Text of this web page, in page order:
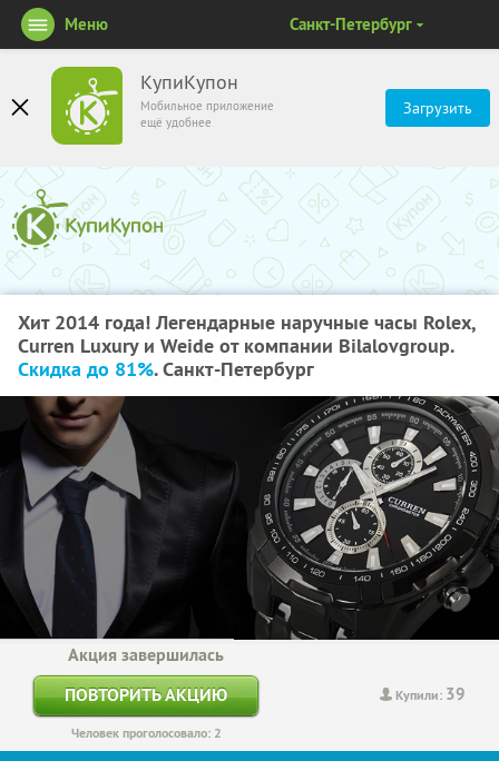
КупиКупон
Мобильное приложение
ещё удобнее
Загрузить
Меню Санкт-Петербург
Хит 2014 года! Легендарные наручные часы Rolex,
Сurren Luxury и Weide от компании Bilalovgroup.
Скидка до 81%. Санкт-Петербург
Купили: 39
Акция завершилась
ПОВТОРИТЬ АКЦИЮ
Человек проголосовало: 2